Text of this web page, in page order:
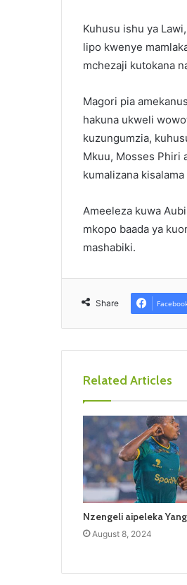
Kuhusu ishu ya
lipo kwenye
mchezaji kutokana
Magori pia
hakuna ukweli
kuzungumzia,
Mkuu, Mosses Phiri
kumalizana
Ameeleza kuwa
mkopo baada ya
mashabiki.
Share
Related Articles
Nzengeli aipeleka
August 8, 2024